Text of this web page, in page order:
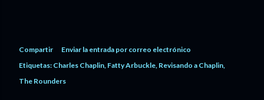
Compartir
Enviar la entrada por correo electrónico
Etiquetas: Charles Chaplin Fatty Arbuckle Revisando a Chaplin
The Rounders